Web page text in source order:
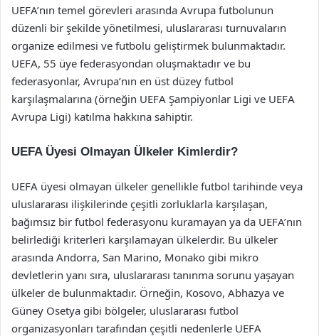
UEFA’nın temel görevleri arasında Avrupa futbolunun
düzenli bir şekilde yönetilmesi, uluslararası turnuvaların
organize edilmesi ve futbolu geliştirmek bulunmaktadır.
UEFA, 55 üye federasyondan oluşmaktadır ve bu
federasyonlar, Avrupa’nın en üst düzey futbol
karşılaşmalarına (örneğin UEFA Şampiyonlar Ligi ve UEFA
Avrupa Ligi) katılma hakkına sahiptir.
UEFA Üyesi Olmayan Ülkeler Kimlerdir?
UEFA üyesi olmayan ülkeler genellikle futbol tarihinde veya
uluslararası ilişkilerinde çeşitli zorluklarla karşılaşan,
bağımsız bir futbol federasyonu kuramayan ya da UEFA’nın
belirlediği kriterleri karşılamayan ülkelerdir. Bu ülkeler
arasında Andorra, San Marino, Monako gibi mikro
devletlerin yanı sıra, uluslararası tanınma sorunu yaşayan
ülkeler de bulunmaktadır. Örneğin, Kosovo, Abhazya ve
Güney Osetya gibi bölgeler, uluslararası futbol
organizasyonları tarafından çeşitli nedenlerle UEFA